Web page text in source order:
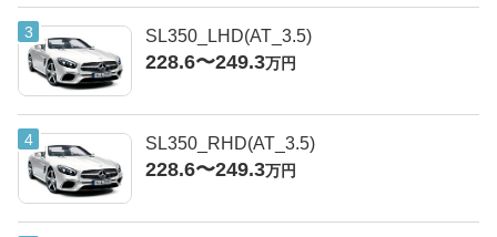
SL350_LHD(AT_3.5)
228.6〜249.3万円
SL350_RHD(AT_3.5)
228.6〜249.3万円